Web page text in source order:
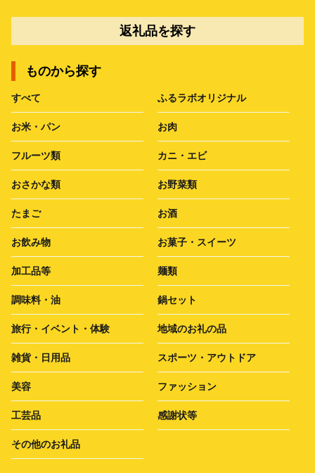
返礼品を探す
ものから探す
すべて ふるラボオリジナル
お米・パン お肉
フルーツ類 カニ・エビ
おさかな類 お野菜類
たまご お酒
お飲み物 お菓子・スイーツ
加工品等 麺類
調味料・油 鍋セット
旅行・イベント・体験 地域のお礼の品
雑貨・日用品 スポーツ・アウトドア
美容 ファッション
工芸品 感謝状等
その他のお礼品